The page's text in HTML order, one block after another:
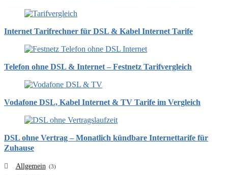
Internet Tarifrechner für DSL & Kabel Internet Tarife
Telefon ohne DSL & Internet – Festnetz Tarifvergleich
Vodafone DSL, Kabel Internet & TV Tarife im Vergleich
DSL ohne Vertrag – Monatlich kündbare Internettarife für
Zuhause
Allgemein (3)